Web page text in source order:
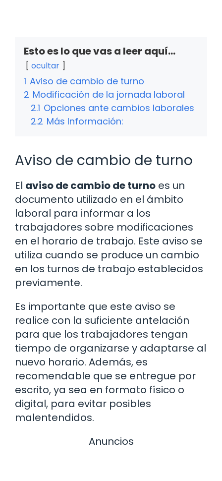
Esto es lo que vas a leer aquí...
ocultar
1 Aviso de cambio de turno
2 Modificación de la jornada laboral
2.1 Opciones ante cambios laborales
2.2 Más Información:
Aviso de cambio de turno
El aviso de cambio de turno es un
documento utilizado en el ámbito
laboral para informar a los
trabajadores sobre modificaciones
en el horario de trabajo. Este aviso se
utiliza cuando se produce un cambio
en los turnos de trabajo establecidos
previamente.
Es importante que este aviso se
realice con la suficiente antelación
para que los trabajadores tengan
tiempo de organizarse y adaptarse al
nuevo horario. Además, es
recomendable que se entregue por
escrito, ya sea en formato físico o
digital, para evitar posibles
malentendidos.
Anuncios